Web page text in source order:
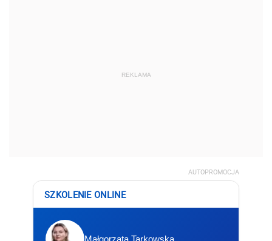
REKLAMA
AUTOPROMOCJA
SZKOLENIE ONLINE
Małgorzata Tarkowska